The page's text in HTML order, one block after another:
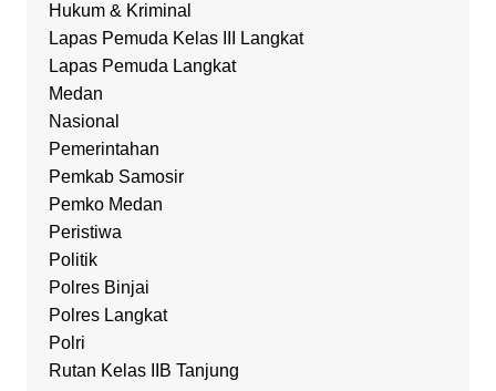
Hukum & Kriminal
Lapas Pemuda Kelas III Langkat
Lapas Pemuda Langkat
Medan
Nasional
Pemerintahan
Pemkab Samosir
Pemko Medan
Peristiwa
Politik
Polres Binjai
Polres Langkat
Polri
Rutan Kelas IIB Tanjung